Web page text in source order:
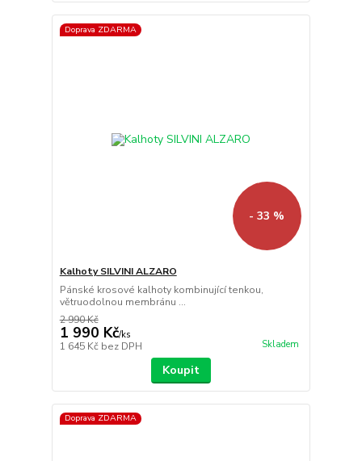
Doprava ZDARMA
- 33 %
Kalhoty SILVINI ALZARO
Pánské krosové kalhoty kombinující tenkou,
větruodolnou membránu ...
2 990 Kč
1 990 Kč/ks
1 645 Kč bez DPH Skladem
Koupit
Doprava ZDARMA